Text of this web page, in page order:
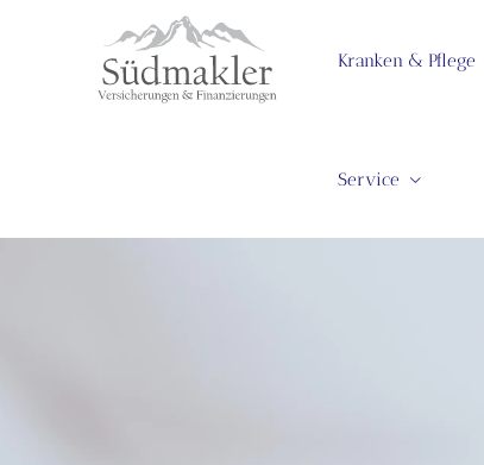
Kranken & Pflege
Service